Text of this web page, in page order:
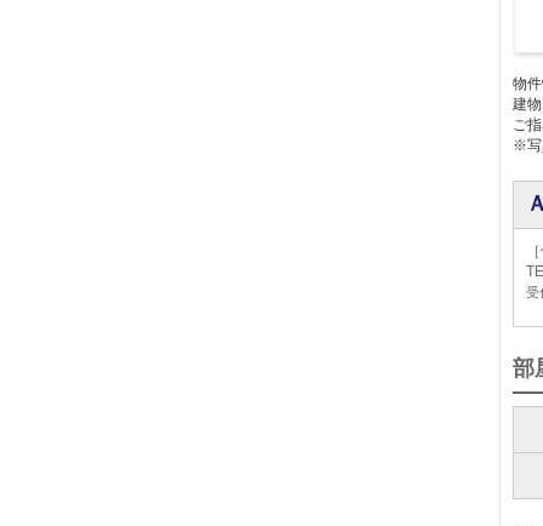
物
建
ご
※写
受
部